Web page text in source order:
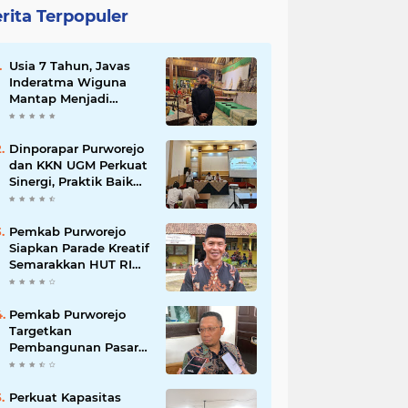
Terpopuler
Usia 7 Tahun, Javas
Inderatma Wiguna
Mantap Menjadi
Dalang Cilik, Sang
Menonton Wayang di
YouTube
Dinporapar Purworejo
dan KKN UGM Perkuat
Sinergi, Praktik Baik
Kecamatan Berdaya
Pemkab Purworejo
Siapkan Parade Kreatif
Semarakkan HUT RI
ke-81, Pendaftaran
Dibuka
Pemkab Purworejo
Targetkan
Pembangunan Pasar
Kutoarjo Dimulai 2027,
Kelayakan hingga
Perkuat Kapasitas